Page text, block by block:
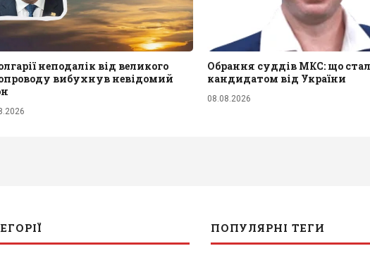
неподалік від великого
вибухнув невідомий
Обрання суддів МКС: що
кандидатом від України
08.08.2026
ПОПУЛЯРНІ ТЕГИ